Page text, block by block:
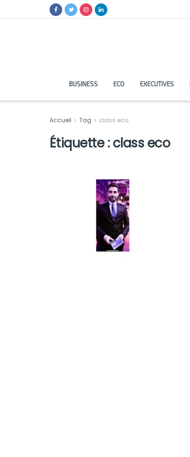
BUSINESS ECO EXECUTIVES
Accueil Tag class eco
Étiquette :class eco